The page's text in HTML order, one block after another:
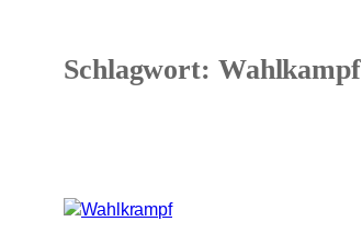
Schlagwort: Wahlkampf